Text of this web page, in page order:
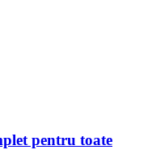
pentru toate